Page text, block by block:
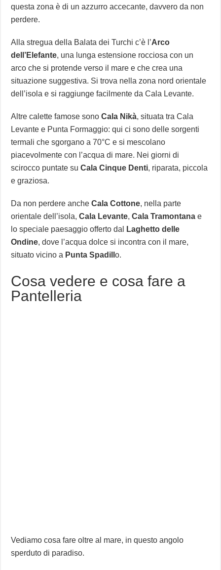
questa zona è di un azzurro accecante, davvero da non
perdere.
Alla stregua della Balata dei Turchi c’è l’Arco
dell’Elefante, una lunga estensione rocciosa con un
arco che si protende verso il mare e che crea una
situazione suggestiva. Si trova nella zona nord orientale
dell’isola e si raggiunge facilmente da Cala Levante.
Altre calette famose sonoCala Nikà, situata tra Cala
Levante e Punta Formaggio: qui ci sono delle sorgenti
termali che sgorgano a 70°C e si mescolano
piacevolmente con l’acqua di mare. Nei giorni di
scirocco puntate suCala Cinque Denti, riparata, piccola
e graziosa.
Da non perdere ancheCala Cottone, nella parte
orientale dell’isola,Cala Levante,Cala Tramontana e
lo speciale paesaggio offerto dal
Laghetto delle
Ondine, dove l’acqua dolce si incontra con il mare,
situato vicino a Punta Spadillo.
Cosa vedere e cosa fare a
Pantelleria
Vediamo cosa fare oltre al mare, in questo angolo
sperduto di paradiso.